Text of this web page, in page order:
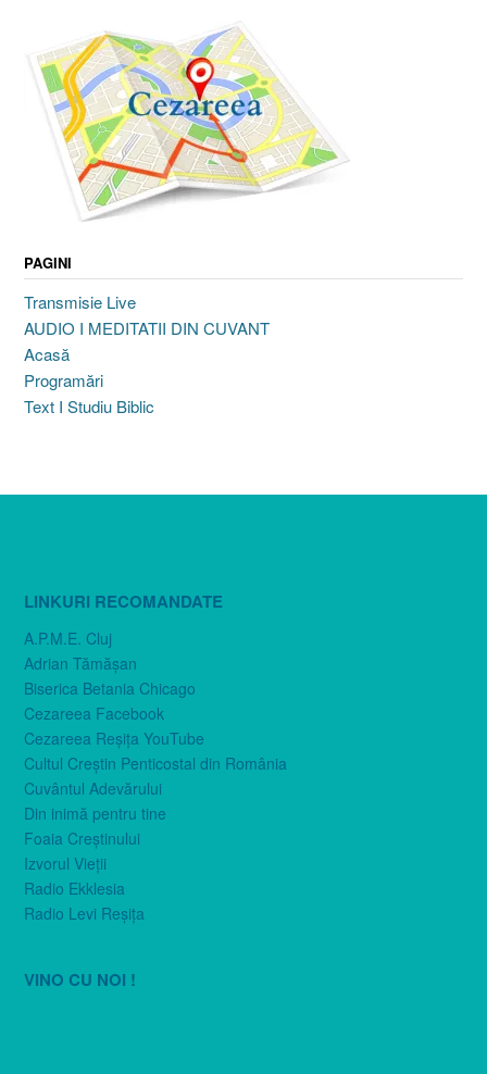
PAGINI
Transmisie Live
AUDIO I MEDITATII DIN CUVANT
Acasă
Programări
Text I Studiu Biblic
LINKURI RECOMANDATE
A.P.M.E. Cluj
Adrian Tămăşan
Biserica Betania Chicago
Cezareea Facebook
Cezareea Reşiţa YouTube
Cultul Creştin Penticostal din România
Cuvântul Adevărului
Din inimă pentru tine
Foaia Creştinului
Izvorul Vieţii
Radio Ekklesia
Radio Levi Reşiţa
VINO CU NOI !